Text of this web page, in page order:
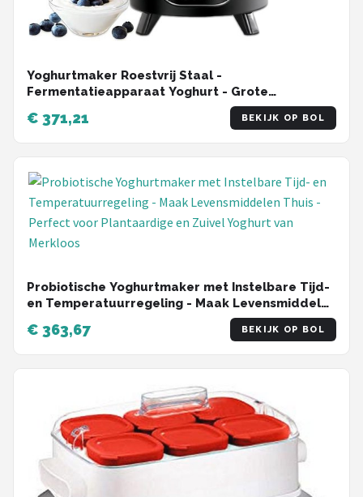
Yoghurtmaker Roestvrij Staal -
Fermentatieapparaat Yoghurt - Grote
Hoeveelheden Maken - Constante Temperatuur
Fermentatie - 8 Liter - Zwart
€ 371,21 BEKIJK OP BOL
Probiotische Yoghurtmaker met Instelbare Tijd-
en Temperatuurregeling - Maak Levensmiddelen
Thuis - Perfect voor Plantaardige en Zuivel
Yoghurt
€ 363,67 BEKIJK OP BOL